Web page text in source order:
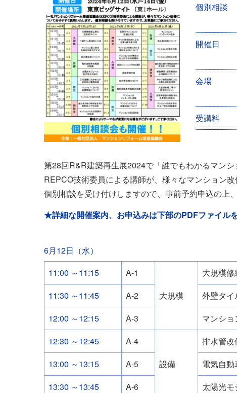
情
個別相談
開催日
会場
受講料
第28回R&R建築再生展2024で「誰でもわかるマンシ
REPCO技術委員による講師が、様々なマンション
個別相談を受け付けしますので、事前予約申込の上
★詳細な開催案内、お申込みは下部のPDFファイルを
6月12日（水）
11:00 ～11:15
A-1
大規模
大規模修
11:30 ～11:45
A-2
外壁タ
12:00 ～12:15
A-3
マンシ
12:30 ～12:45
A-4
設備
排水管改
13:00 ～13:15
A-5
電気自
13:30 ～13:45
A-6
太陽光